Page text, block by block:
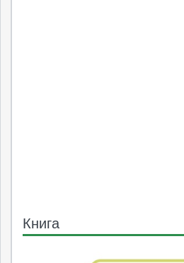
Книга